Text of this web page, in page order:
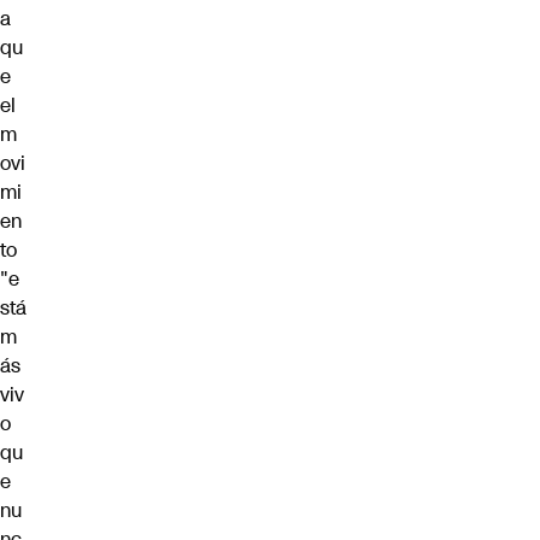
a
qu
e
el
m
ovi
mi
en
to
"e
stá
m
ás
viv
o
qu
e
nu